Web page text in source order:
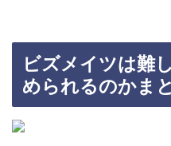
ビズメイツは難
められるのかま